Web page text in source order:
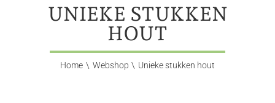
UNIEKE STUKKEN
HOUT
Home Webshop Unieke stukken hout